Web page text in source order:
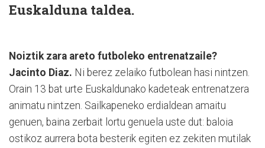
Euskalduna taldea.
Noiztik zara areto futboleko entrenatzaile?
Jacinto Diaz. Ni berez zelaiko futbolean hasi nintzen.
Orain 13 bat urte Euskaldunako kadeteak entrenatzera
animatu nintzen. Sailkapeneko erdialdean amaitu
genuen, baina zerbait lortu genuela uste dut: baloia
ostikoz aurrera bota besterik egiten ez zekiten mutilak